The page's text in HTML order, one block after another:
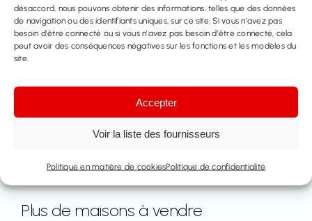
désaccord, nous pouvons obtenir des informations, telles que des données
de navigation ou des identifiants uniques, sur ce site. Si vous n'avez pas
besoin d'être connecté ou si vous n'avez pas besoin d'être connecté, cela
peut avoir des conséquences négatives sur les fonctions et les modèles du
site.
Accepter
Voir la liste des fournisseurs
Politique en matière de cookiesPolitique de confidentialité
Partager ce bien
Plus de maisons à vendre